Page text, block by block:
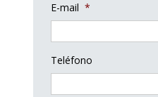
E-mail *
Teléfono